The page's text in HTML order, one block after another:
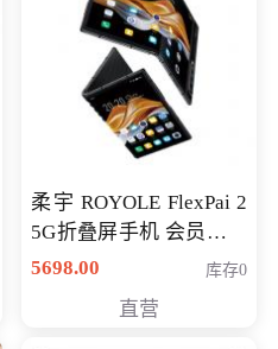
柔宇 ROYOLE FlexPai 2
5G折叠屏手机 会员专享
购买价格 4998元
5698.00 库存0
直营